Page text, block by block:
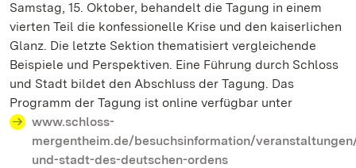
Samstag, 15. Oktober, behandelt die Tagung in einem
vierten Teil die konfessionelle Krise und den kaiserlichen
Glanz. Die letzte Sektion thematisiert vergleichende
Beispiele und Perspektiven. Eine Führung durch Schloss
und Stadt bildet den Abschluss der Tagung. Das
Programm der Tagung ist online verfügbar unter
www.schloss-
mergentheim.de/besuchsinformation/
und-stadt-des-deutschen-ordens